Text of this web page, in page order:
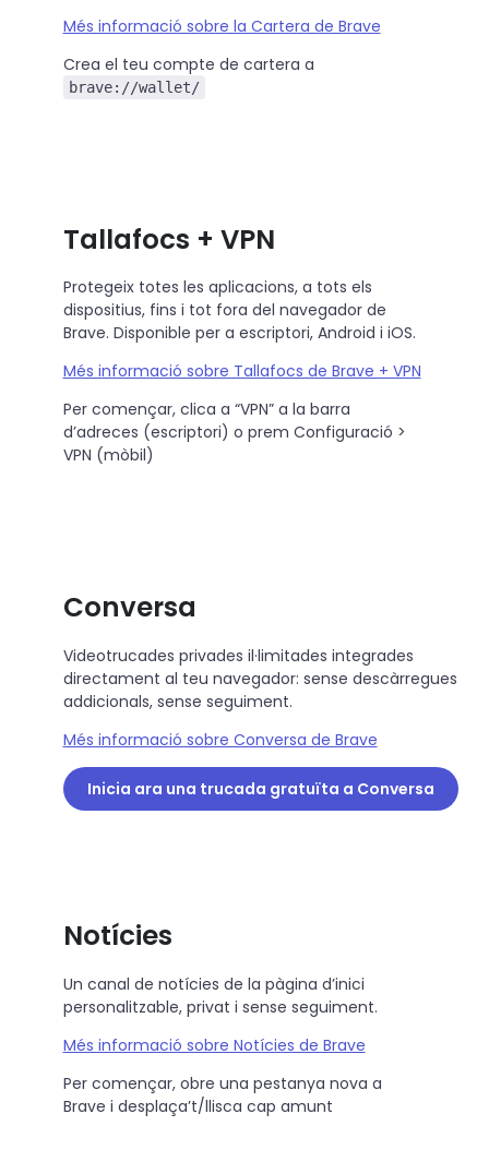
Més informació sobre la Cartera de Brave
Crea el teu compte de cartera a
brave://wallet/
Tallafocs + VPN
Protegeix totes les aplicacions, a tots els
dispositius, fins i tot fora del navegador de
Brave. Disponible per a escriptori, Android i iOS.
Més informació sobre Tallafocs de Brave + VPN
Per començar, clica a “VPN” a la barra
d’adreces (escriptori) o prem Configuració >
VPN (mòbil)
Conversa
Videotrucades privades il·limitades integrades
directament al teu navegador: sense descàrregues
addicionals, sense seguiment.
Més informació sobre Conversa de Brave
Inicia ara una trucada gratuïta a Conversa
Notícies
Un canal de notícies de la pàgina d’inici
personalitzable, privat i sense seguiment.
Més informació sobre Notícies de Brave
Per començar, obre una pestanya nova a
Brave i desplaça’t/llisca cap amunt